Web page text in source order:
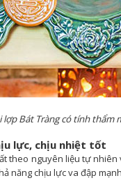
lợp Bát Tràng có tính thẩm
lực, chịu nhiệt tốt
theo nguyên liệu tự
năng chịu lực va đập